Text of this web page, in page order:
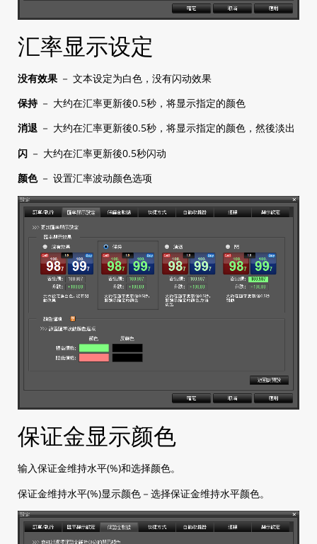
汇率显示设定
没有效果 － 文本设定为白色，没有闪动效果
保持－ 大约在汇率更新後0.5秒，将显示指定的颜色
消退 － 大约在汇率更新後0.5秒，将显示指定的颜色，然後淡出
闪 － 大约在汇率更新後0.5秒闪动
颜色－ 设置汇率波动颜色选项
保证金显示颜色
输入保证金维持水平(%)和选择颜色。
保证金维持水平(%)显示颜色－选择保证金维持水平颜色。